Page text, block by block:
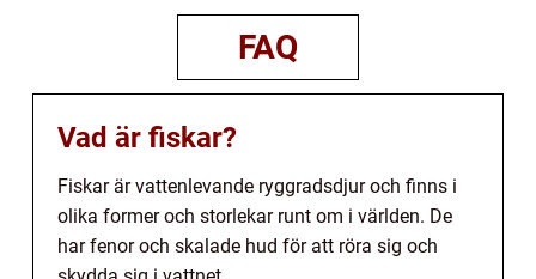
FAQ
Vad är fiskar?
Fiskar är vattenlevande ryggradsdjur och finns i
olika former och storlekar runt om i världen. De
har fenor och skalade hud för att röra sig och